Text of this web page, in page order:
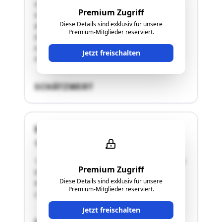
Premium Zugriff
Diese Details sind exklusiv für unsere
Premium-Mitglieder reserviert.
Jetzt freischalten
Vorderbruck 18Auf den Grundstücken in der
Vorderbruck 18 befindet sich ein in
Massivbauweise errichtetes Wohnhaus. Die
Erschließung des Grundstücks erfolgt über die
nördlich angrenzende öffentliche Straße. Das
Haus besteht …"
SCHÄTZWERT
Premium Zugriff
Diese Details sind exklusiv für unsere
Premium-Mitglieder reserviert.
Jetzt freischalten
Markt 42a
Wohngebiet; (abbruchreifes)
Wohnhaus/Holzschuppen, Markt 42a -
Lorbeerg.."